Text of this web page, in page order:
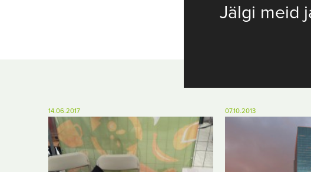
Jälgi meid
14.06.2017 07.10.2013